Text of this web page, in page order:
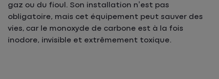
gaz ou du fioul. Son installation n’est pas
obligatoire, mais cet équipement peut sauver des
vies, car le monoxyde de carbone est à la fois
inodore, invisible et extrêmement toxique.